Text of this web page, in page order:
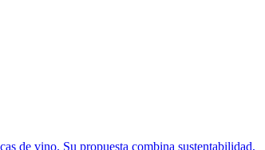
de vino. Su propuesta combina sustentabilidad,